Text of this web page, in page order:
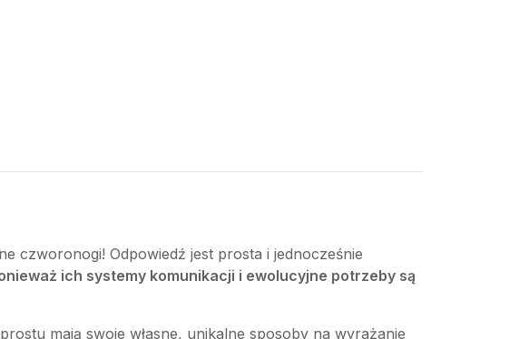
czworonogi! Odpowiedź jest prosta i jednocześnie
ich systemy komunikacji i ewolucyjne potrzeby są
mają swoje własne, unikalne sposoby na wyrażanie